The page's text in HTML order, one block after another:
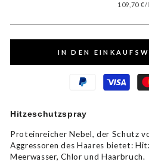
109,70 €/l
IN DEN
Hitzeschutzspray
Proteinreicher Nebel, der Schutz
Aggressoren des Haares bietet:
Meerwasser, Chlor und Haarbruch.